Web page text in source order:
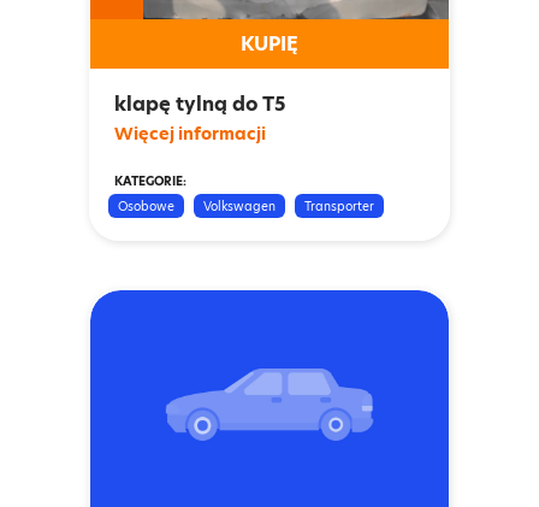
KUPIĘ
klapę tylną do T5
Więcej informacji
KATEGORIE:
Osobowe
Volkswagen Transporter